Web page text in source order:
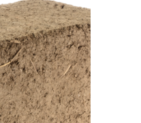
auf.
Die
Optionen
können
auf
der